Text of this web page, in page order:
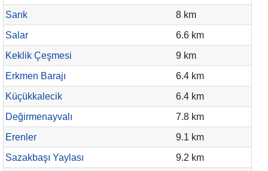
Sarık
8 km
Salar
6.6 km
Keklik Çeşmesi
9 km
Erkmen Barajı
6.4 km
Küçükkalecik
6.4 km
Değirmenayvalı
7.8 km
Erenler
9.1 km
Sazakbaşı Yaylası
9.2 km